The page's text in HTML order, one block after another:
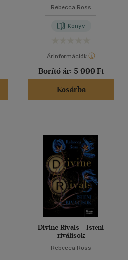
Rebecca Ross
Könyv
Árinformációk
Borító ár: 5 999 Ft
Kosárba
Divine Rivals - Isteni
riválisok
Rebecca Ross